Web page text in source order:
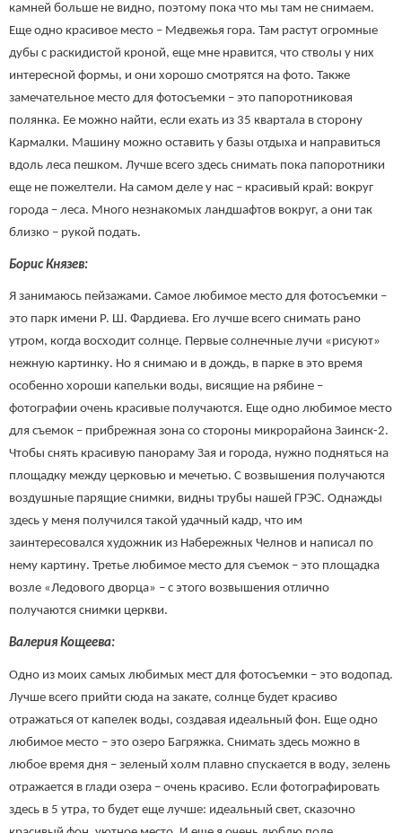
камней больше не видно, поэтому пока что мы там не снимаем.
Еще одно красивое место – Медвежья гора. Там растут огромные
дубы с раскидистой кроной, еще мне нравится, что стволы у них
интересной формы, и они хорошо смотрятся на фото. Также
замечательное место для фотосъемки – это папоротниковая
полянка. Ее можно найти, если ехать из 35 квартала в сторону
Кармалки. Машину можно оставить у базы отдыха и направиться
вдоль леса пешком. Лучше всего здесь снимать пока папоротники
еще не пожелтели. На самом деле у нас – красивый край: вокруг
города – леса. Много незнакомых ландшафтов вокруг, а они так
близко – рукой подать.
Борис Князев:
Я занимаюсь пейзажами. Самое любимое место для фотосъемки –
это парк имени Р. Ш. Фардиева. Его лучше всего снимать рано
утром, когда восходит солнце. Первые солнечные лучи «рисуют»
нежную картинку. Но я снимаю и в дождь, в парке в это время
особенно хороши капельки воды, висящие на рябине –
фотографии очень красивые получаются. Еще одно любимое место
для съемок – прибрежная зона со стороны микрорайона Заинск-2.
Чтобы снять красивую панораму Зая и города, нужно подняться на
площадку между церковью и мечетью. С возвышения получаются
воздушные парящие снимки, видны трубы нашей ГРЭС. Однажды
здесь у меня получился такой удачный кадр, что им
заинтересовался художник из Набережных Челнов и написал по
нему картину. Третье любимое место для съемок – это площадка
возле «Ледового дворца» – с этого возвышения отлично
получаются снимки церкви.
Валерия Кощеева:
Одно из моих самых любимых мест для фотосъемки – это водопад.
Лучше всего прийти сюда на закате, солнце будет красиво
отражаться от капелек воды, создавая идеальный фон. Еще одно
любимое место – это озеро Багряжка. Снимать здесь можно в
любое время дня – зеленый холм плавно спускается в воду, зелень
отражается в глади озера – очень красиво. Если фотографировать
здесь в 5 утра, то будет еще лучше: идеальный свет, сказочно